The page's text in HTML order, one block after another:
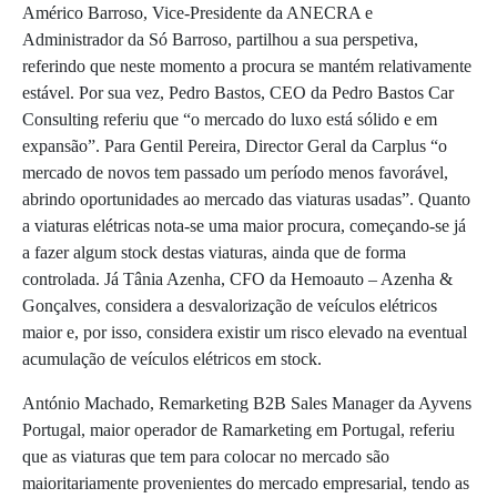
Américo Barroso, Vice-Presidente da ANECRA e
Administrador da Só Barroso, partilhou a sua perspetiva,
referindo que neste momento a procura se mantém relativamente
estável. Por sua vez, Pedro Bastos, CEO da Pedro Bastos Car
Consulting referiu que “o mercado do luxo está sólido e em
expansão”. Para Gentil Pereira, Director Geral da Carplus “o
mercado de novos tem passado um período menos favorável,
abrindo oportunidades ao mercado das viaturas usadas”. Quanto
a viaturas elétricas nota-se uma maior procura, começando-se já
a fazer algum stock destas viaturas, ainda que de forma
controlada. Já Tânia Azenha, CFO da Hemoauto – Azenha &
Gonçalves, considera a desvalorização de veículos elétricos
maior e, por isso, considera existir um risco elevado na eventual
acumulação de veículos elétricos em stock.
António Machado, Remarketing B2B Sales Manager da Ayvens
Portugal, maior operador de Ramarketing em Portugal, referiu
que as viaturas que tem para colocar no mercado são
maioritariamente provenientes do mercado empresarial, tendo as